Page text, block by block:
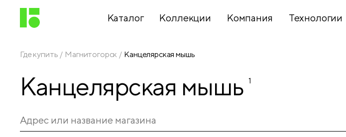
Каталог
принадлежности
Канцелярские
принадлежности
оборудование
Коллекции Компания Технологии
Где купить Магнитогорск Канцелярская мышь
Канцелярская мышь 1